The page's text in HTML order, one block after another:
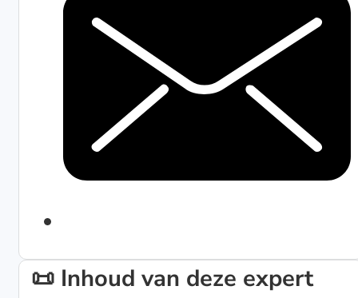
📜 Inhoud van deze expert